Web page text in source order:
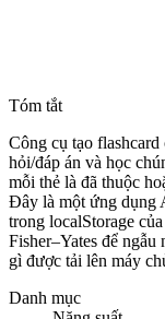
Tóm tắt
Công cụ tạo flashcard
hỏi/đáp án và học
mỗi thẻ là đã thuộc
Đây là một ứng dụng
trong localStorage
Fisher–Yates để
gì được tải lên máy
Danh mục